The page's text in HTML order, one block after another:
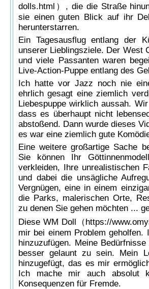
dolls.html） , die die Straße
sie einen guten Blick auf ihr
herunterstarren.
Ein Tagesausflug entlang der
unserer Lieblingsziele. Der West
und viele Passanten waren
Live-Action-Puppe entlang des
Ich hatte vor Jazz noch nie
ehrlich gesagt eine ziemlich
Liebespuppe wirklich aussah.
dass es überhaupt nicht
abstoßend. Dann wurde dieses
es war eine ziemlich gute
Eine weitere großartige Sache
Sie können Ihr
verkleiden, Ihre unrealistischen
und dabei die unsägliche
Vergnügen, eine in einem
die Parks, malerischen Orte,
zu denen Sie gehen möchten ...
Diese WM Doll（https://
mir bei einem Problem
hinzuzufügen. Meine
besser gelaunt zu sein. Mein
hinzugefügt, das es mir
Ich mache mir auch absolut
Konsequenzen für Fremde.